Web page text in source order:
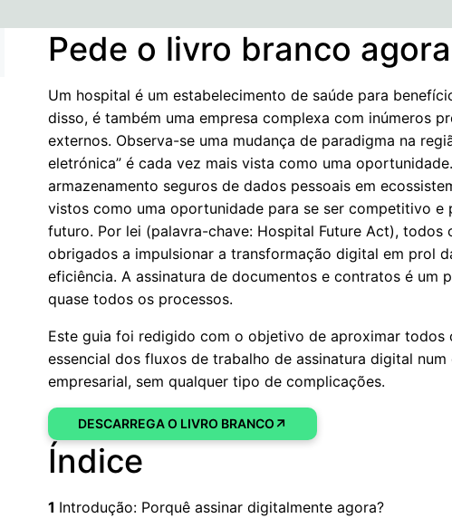
Pede o livro branco agora
Um hospital é um estabelecimento de saúde para
disso, é também uma empresa complexa com inúmeros
externos. Observa-se uma mudança de paradigma na
eletrónica” é cada vez mais vista como uma
armazenamento seguros de dados pessoais em
vistos como uma oportunidade para se ser competitivo e
futuro. Por lei (palavra-chave: Hospital Future Act), todos
obrigados a impulsionar a transformação digital em prol
eficiência. A assinatura de documentos e contratos é um
quase todos os processos.
Este guia foi redigido com o objetivo de aproximar todos
essencial dos fluxos de trabalho de assinatura digital
empresarial, sem qualquer tipo de complicações.
DESCARREGA O LIVRO BRANCO
Índice
1 Introdução: Porquê assinar digitalmente agora?